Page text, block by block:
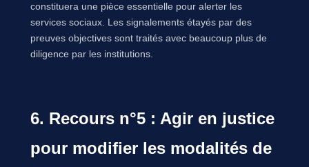
constituera une pièce essentielle pour alerter les
services sociaux. Les signalements étayés par des
preuves objectives sont traités avec beaucoup plus de
diligence par les institutions.
6. Recours n°5 : Agir en justice
pour modifier les modalités de